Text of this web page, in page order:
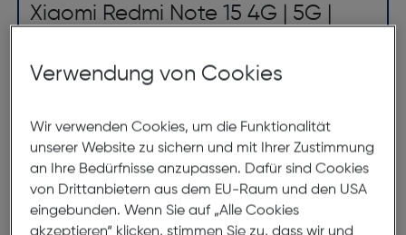
Xiaomi Redmi Note 15 4G | 5G |
Private Nachrichten. Bankverbindung. PIN-Codes.
deine persönlichen Daten sicher vor den neugierigen
Blicken deiner Sitznachbarn im Zug, im Café oder im
Büro. Der speziell entwickelte Sichtschutzfilter macht
den Inhalt deines Displays für alle außer dir praktisch
unsichtbar. Außerdem ist er mit einer wischfesten
Verwendung von Cookies
Wir verwenden Cookies, um die Funktionalität
unserer Website zu sichern und mit Ihrer Zustimmung
an Ihre Bedürfnisse anzupassen. Dafür sind Cookies
von Drittanbietern aus dem EU-Raum und den USA
eingebunden. Wenn Sie auf „Alle Cookies
akzeptieren“ klicken, stimmen Sie zu, dass wir und